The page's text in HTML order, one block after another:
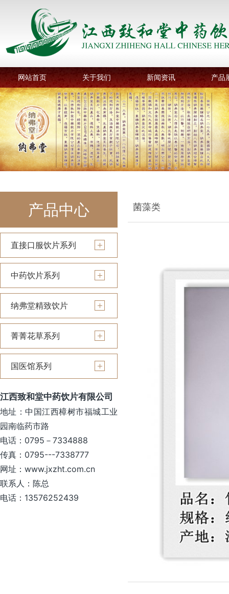
网站首页 关于我们 新闻资讯 产品
产品中心
直接口服饮片系列
中药饮片系列
纳弗堂精致饮片
菁菁花草系列
国医馆系列
江西致和堂中药饮片有限公司
地址：中国江西樟树市福城工业
园南临药市路
电话：0795－7334888
传真：0795---7338777
网址：www.jxzht.com.cn
联系人：陈总
电话：13576252439
菌藻类